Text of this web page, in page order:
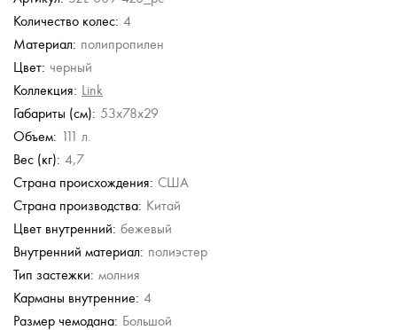
Чемодан средний M
из полипропилена с
кодовым замком
27 900 руб.
Чемодан средний M
из полипропилена с
кодовым замком
27 900 руб.
Количество колес: 4
Материал: полипропилен
Цвет: черный
Коллекция: Link
Габариты (см): 53x78x29
Объем: 111 л.
Вес (кг): 4,7
Страна происхождения: США
Страна производства: Китай
Цвет внутренний: бежевый
Внутренний материал: полиэстер
Тип застежки: молния
Карманы внутренние: 4
Размер чемодана: Большой